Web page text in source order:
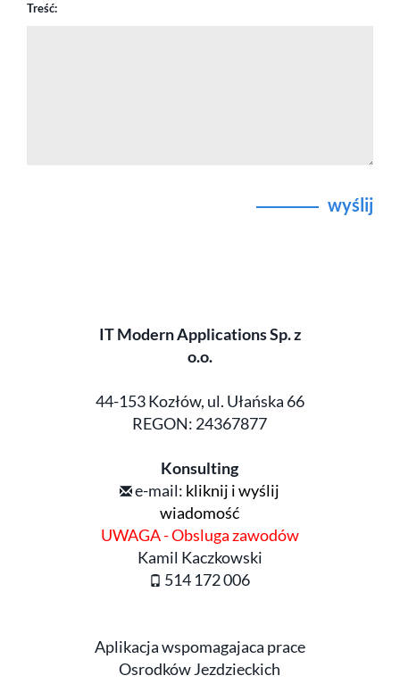
Treść:
wyślij
IT Modern Applications Sp. z
o.o.
44-153 Kozłów, ul. Ułańska 66
REGON: 24367877
Konsulting
e-mail: kliknij i wyślij
wiadomość
UWAGA - Obsluga zawodów
Kamil Kaczkowski
514 172 006
Aplikacja wspomagajaca prace
Osrodków Jezdzieckich